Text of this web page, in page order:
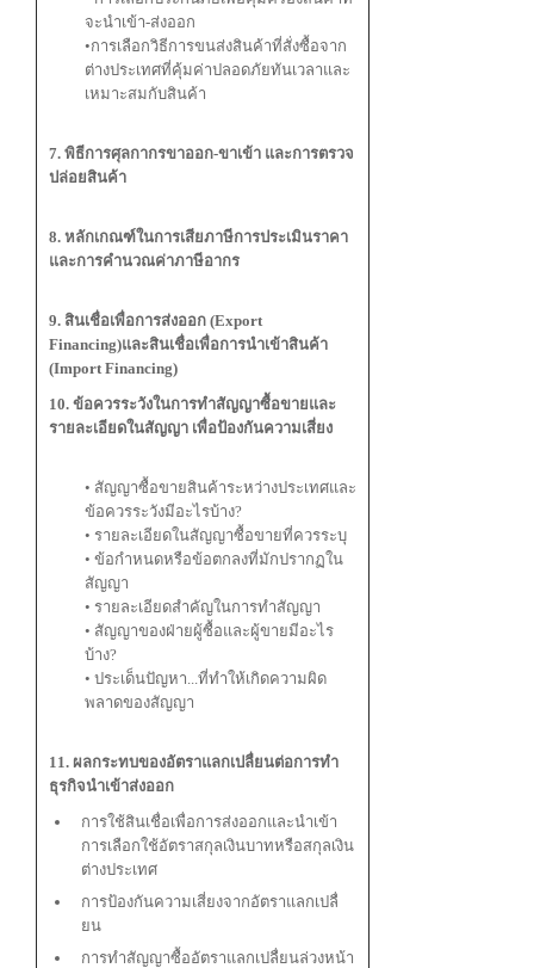
จะนำเข้า-ส่งออก
•การเลือกวิธีการขนส่งสินค้าที่สั่งซื้อจาก
ต่างประเทศที่คุ้มค่าปลอดภัยทันเวลาและ
เหมาะสมกับสินค้า
7. พิธีการศุลกากรขาออก-ขาเข้า และการตรวจ
ปล่อยสินค้า
8. หลักเกณฑ์ในการเสียภาษีการประเมินราคา
และการคำนวณค่าภาษีอากร
9. สินเชื่อเพื่อการส่งออก (Export
Financing)และสินเชื่อเพื่อการนำเข้าสินค้า
(Import Financing)
10. ข้อควรระวังในการทำสัญญาซื้อขายและ
รายละเอียดในสัญญา เพื่อป้องกันความเสี่ยง
• สัญญาซื้อขายสินค้าระหว่างประเทศและ
ข้อควรระวังมีอะไรบ้าง?
• รายละเอียดในสัญญาซื้อขายที่ควรระบุ
• ข้อกำหนดหรือข้อตกลงที่มักปรากฏใน
สัญญา
• รายละเอียดสำคัญในการทำสัญญา
• สัญญาของฝ่ายผู้ซื้อและผู้ขายมีอะไร
บ้าง?
• ประเด็นปัญหา...ที่ทำให้เกิดความผิด
พลาดของสัญญา
11. ผลกระทบของอัตราแลกเปลื่ยนต่อการทำ
ธุรกิจนำเข้าส่งออก
การใช้สินเชื่อเพื่อการส่งออกและนำเข้า
การเลือกใช้อัตราสกุลเงินบาทหรือสกุลเงิน
ต่างประเทศ
การป้องกันความเสี่ยงจากอัตราแลกเปลื่
ยน
การทำสัญญาซื้ออัตราแลกเปลื่ยนล่วงหน้า